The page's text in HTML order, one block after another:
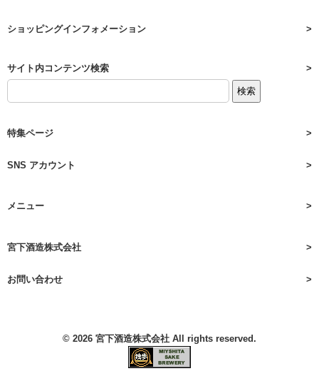
ショッピングインフォメーション
サイト内コンテンツ検索
特集ページ
SNS アカウント
メニュー
宮下酒造株式会社
お問い合わせ
© 2026 宮下酒造株式会社 All rights reserved.